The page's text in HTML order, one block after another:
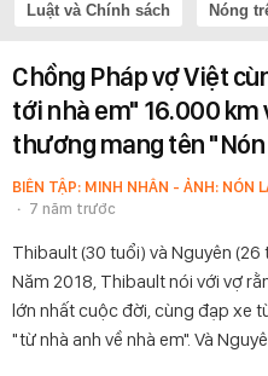
Luật và Chính sách Nóng
Chồng Pháp vợ Việt
tới nhà em" 16.000
thương mang tên "Nón
BIÊN TẬP: MINH NHÂN - ẢNH: NÓN
7 năm trước
Thibault (30 tuổi) và Nguyên
Năm 2018, Thibault nói với vợ
lớn nhất cuộc đời, cùng đạp xe
"từ nhà anh về nhà em". Và